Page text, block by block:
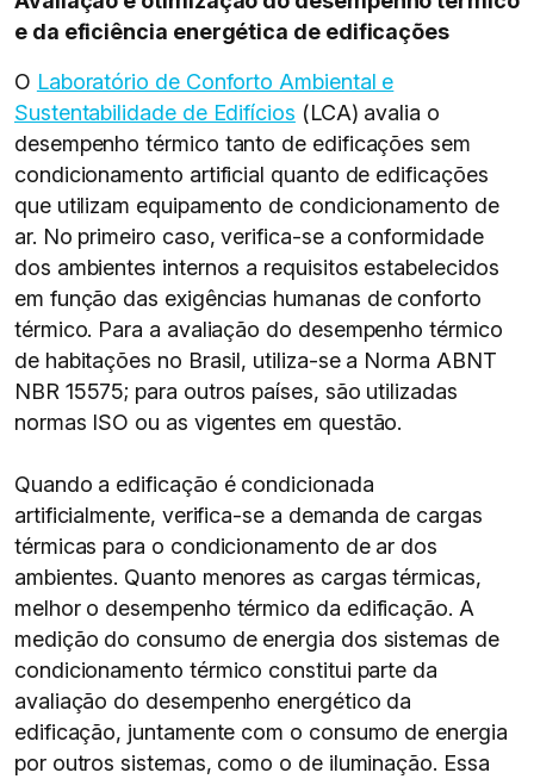
e da eficiência energética de edificações
O Laboratório de Conforto Ambiental e
Sustentabilidade de Edifícios (LCA) avalia o
desempenho térmico tanto de edificações sem
condicionamento artificial quanto de edificações
que utilizam equipamento de condicionamento de
ar. No primeiro caso, verifica-se a conformidade
dos ambientes internos a requisitos estabelecidos
em função das exigências humanas de conforto
térmico. Para a avaliação do desempenho térmico
de habitações no Brasil, utiliza-se a Norma ABNT
NBR 15575; para outros países, são utilizadas
normas ISO ou as vigentes em questão.
Quando a edificação é condicionada
artificialmente, verifica-se a demanda de cargas
térmicas para o condicionamento de ar dos
ambientes. Quanto menores as cargas térmicas,
melhor o desempenho térmico da edificação. A
medição do consumo de energia dos sistemas de
condicionamento térmico constitui parte da
avaliação do desempenho energético da
edificação, juntamente com o consumo de energia
por outros sistemas, como o de iluminação. Essa